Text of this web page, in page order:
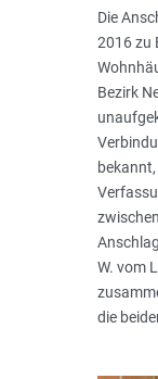
Die
2016 zu
Bezirk
W. vom
die